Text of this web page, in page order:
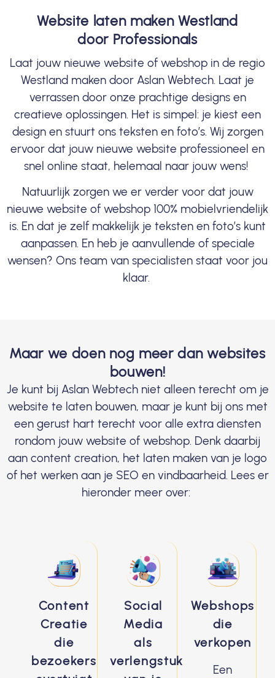
Website laten maken Westland
door Professionals
Laat jouw nieuwe website of webshop in de regio
Westland maken door Aslan Webtech. Laat je
verrassen door onze prachtige designs en
creatieve oplossingen. Het is simpel: je kiest een
design en stuurt ons teksten en foto’s. Wij zorgen
ervoor dat jouw nieuwe website professioneel en
snel online staat, helemaal naar jouw wens!
Natuurlijk zorgen we er verder voor dat jouw
nieuwe website of webshop 100% mobielvriendelijk
is. En dat je zelf makkelijk je teksten en foto’s kunt
aanpassen. En heb je aanvullende of speciale
wensen? Ons team van specialisten staat voor jou
klaar.
Maar we doen nog meer dan websites
bouwen!
Je kunt bij Aslan Webtech niet alleen terecht om je
website te laten bouwen, maar je kunt bij ons met
een gerust hart terecht voor alle extra diensten
rondom jouw website of webshop. Denk daarbij
aan content creation, het laten maken van je logo
of het werken aan je SEO en vindbaarheid. Lees er
hieronder meer over:
Content
Creatie
die
bezoekers
Social
Media
als
verlengstuk
Webshops
die
verkopen
Een